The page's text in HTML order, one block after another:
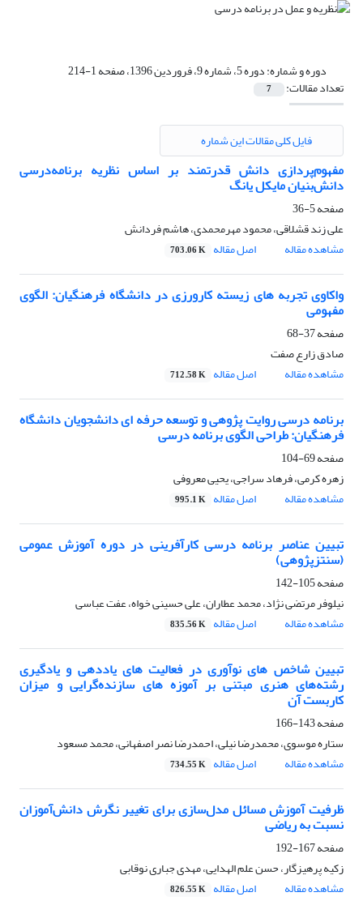
دوره و شماره:دوره 5، شماره 9، فروردین 1396، صفحه 1-214
تعداد مقالات: 7
فایل کلی مقالات این شماره
مفهوم‌پردازی دانش قدرتمند بر اساس نظریه برنامه‌درسی
دانش‌بنیان مایکل یانگ
صفحه5-36
علی زند قشلاقی، محمود مهرمحمدی، هاشم فردانش
مشاهده مقاله
اصل مقاله 703.06 K
واکاوی تجربه های زیسته کارورزی در دانشگاه فرهنگیان: الگوی
مفهومی
صفحه37-68
صادق زارع صفت
مشاهده مقاله
اصل مقاله 712.58 K
برنامه درسی روایت پژوهی و توسعه حرفه ای دانشجویان دانشگاه
فرهنگیان: طراحی الگوی برنامه درسی
صفحه69-104
زهره کرمی، فرهاد سراجی، یحیی معروفی
مشاهده مقاله
اصل مقاله 995.1 K
تبیین عناصر برنامه درسی کارآفرینی در دوره آموزش عمومی
(سنتزپژوهی)
صفحه105-142
نیلوفر مرتضی نژاد، محمد عطاران، علی حسینی خواه، عفت عباسی
مشاهده مقاله
اصل مقاله 835.56 K
تبیین شاخص های نوآوری در فعالیت های یاددهی و یادگیری
رشته‌های هنری مبتنی بر آموزه های سازنده‌گرایی و میزان
کاربست آن
صفحه143-166
ستاره موسوی، محمدرضا نیلی، احمدرضا نصر اصفهانی، محمد مسعود
مشاهده مقاله
اصل مقاله 734.55 K
ظرفیت آموزش مسائل مدل‌سازی برای تغییر نگرش دانش‌آموزان
نسبت به ریاضی
صفحه167-192
زکیه پرهیزگار، حسن علم الهدایی، مهدی جباری نوقابی
مشاهده مقاله
اصل مقاله 826.55 K